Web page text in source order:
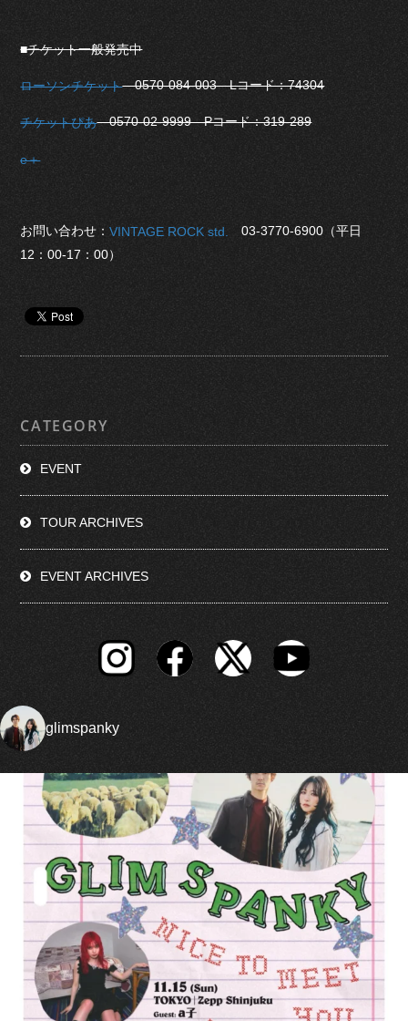
■チケット一般発売中
ローソンチケット0570-084-003 Lコード：74304
チケットぴあ0570-02-9999 Pコード：319-289
e＋
お問い合わせ：VINTAGE ROCK std.
03-3770-6900（平日
12：00-17：00）
CATEGORY
EVENT
TOUR ARCHIVES
EVENT ARCHIVES
glimspanky